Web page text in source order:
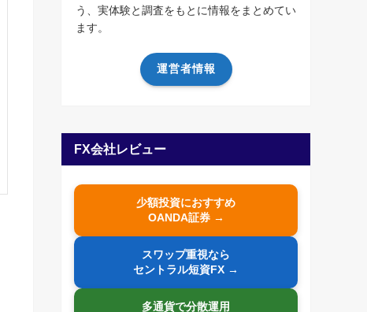
う、実体験と調査をもとに情報をまとめてい
ます。
運営者情報
FX会社レビュー
少額投資におすすめ
OANDA証券 →
スワップ重視なら
セントラル短資FX →
多通貨で分散運用